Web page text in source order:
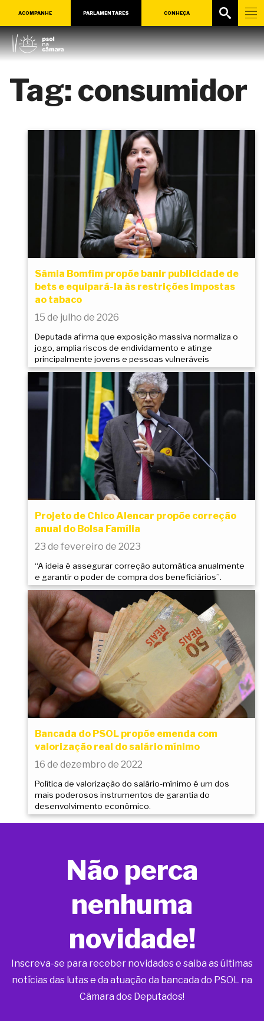
ACOMPANHE PARLAMENTARES CONHEÇA
Tag:consumidor
Sâmia Bomfim propõe banir publicidade de
bets e equipará-la às restrições impostas
ao tabaco
15 de julho de 2026
Deputada afirma que exposição massiva normaliza o
jogo, amplia riscos de endividamento e atinge
principalmente jovens e pessoas vulneráveis
Projeto de Chico Alencar propõe correção
anual do Bolsa Família
23 de fevereiro de 2023
“A ideia é assegurar correção automática anualmente
e garantir o poder de compra dos beneficiários”.
Bancada do PSOL propõe emenda com
valorização real do salário mínimo
16 de dezembro de 2022
Política de valorização do salário-mínimo é um dos
mais poderosos instrumentos de garantia do
desenvolvimento econômico.
Não perca
nenhuma
novidade!
Inscreva-se para receber novidades e saiba as últimas
notícias das lutas e da atuação da bancada do PSOL na
Câmara dos Deputados!